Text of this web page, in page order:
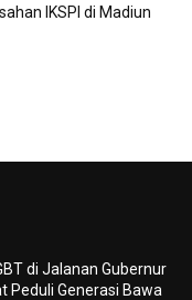
IKSPI di Madiun
di Jalanan Gubernur
Peduli Generasi Bawa